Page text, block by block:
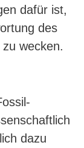
dafür ist,
des
wecken.
dazu